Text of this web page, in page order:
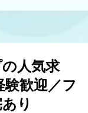
人気求
験歓迎／フ
り